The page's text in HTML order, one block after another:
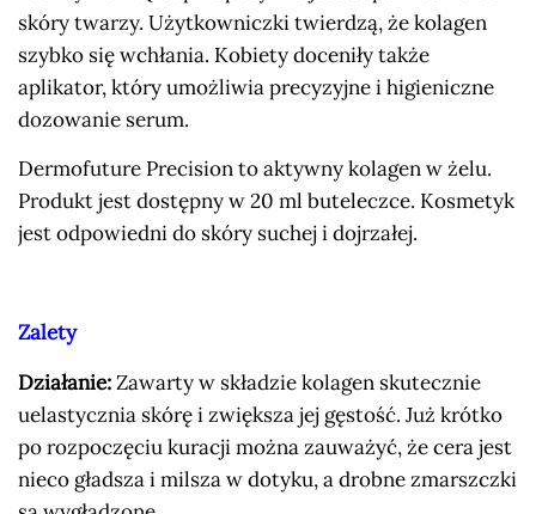
skóry twarzy. Użytkowniczki twierdzą, że kolagen
szybko się wchłania. Kobiety doceniły także
aplikator, który umożliwia precyzyjne i higieniczne
dozowanie serum.
Dermofuture Precision to aktywny kolagen w żelu.
Produkt jest dostępny w 20 ml buteleczce. Kosmetyk
jest odpowiedni do skóry suchej i dojrzałej.
Zalety
Działanie:Zawarty w składzie kolagen skutecznie
uelastycznia skórę i zwiększa jej gęstość. Już krótko
po rozpoczęciu kuracji można zauważyć, że cera jest
nieco gładsza i milsza w dotyku, a drobne zmarszczki